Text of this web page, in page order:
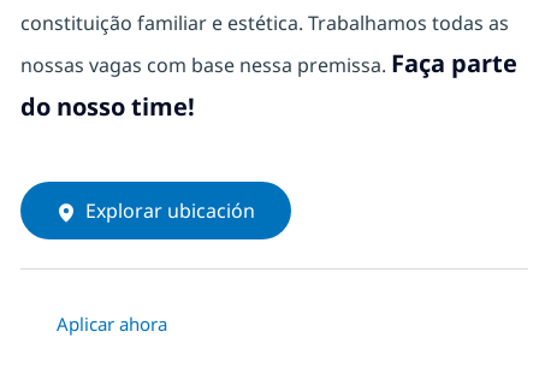
constituição familiar e estética. Trabalhamos todas as
nossas vagas com base nessa premissa. Faça parte
do nosso time!
Explorar ubicación
Aplicar ahora